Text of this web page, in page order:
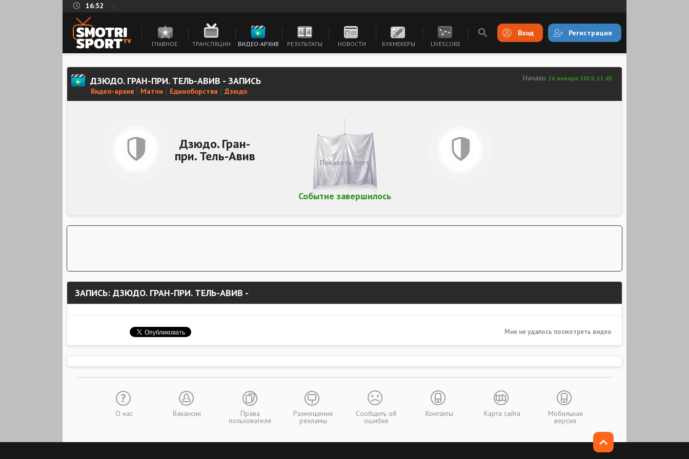
16:52
ГЛАВНОЕ ТРАНСЛЯЦИИ ВИДЕО-АРХИВ РЕЗУЛЬТАТЫ НОВОСТИ БУКМЕКЕРЫ LIVESCORE
Вход Регистрация
ДЗЮДО. ГРАН-ПРИ. ТЕЛЬ-АВИВ - ЗАПИСЬ
Видео-архив Матчи Единоборства Дзюдо
Начало 26 января 2019, 11:45
Дзюдо. Гран-
при. Тель-Авив
Событие завершилось
Показать счет
ЗАПИСЬ: ДЗЮДО. ГРАН-ПРИ. ТЕЛЬ-АВИВ -
Мне не удалось посмотреть видео
О нас Вакансии Права
пользователя
Размещение
рекламы
Сообщить об
ошибке
Контакты Карта сайта Мобильная
версия